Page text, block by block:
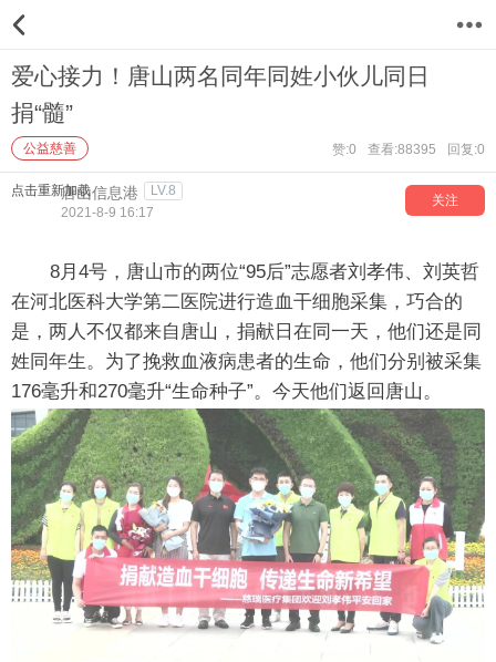
爱心接力！唐山两名同年同姓小伙儿同日
捐“髓”
公益慈善 赞:0 查看:88395 回复:0
点击重新加载唐山信息港 LV.8
关注
2021-8-9 16:17
8月4号，唐山市的两位“95后”志愿者刘孝伟、刘英哲
在河北医科大学第二医院进行造血干细胞采集，巧合的
是，两人不仅都来自唐山，捐献日在同一天，他们还是同
姓同年生。为了挽救血液病患者的生命，他们分别被采集
176毫升和270毫升“生命种子”。今天他们返回唐山。